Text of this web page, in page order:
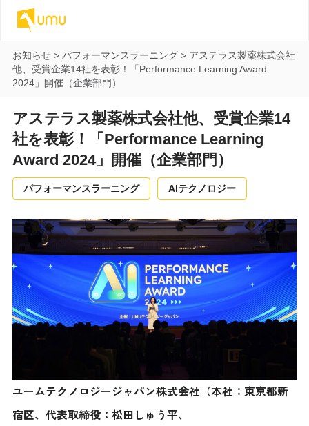
お知らせ> パフォーマンスラーニング> アステラス製薬株式会社
他、受賞企業14社を表彰！「Performance Learning Award
2024」開催（企業部門）
アステラス製薬株式会社他、受賞企業14
社を表彰！「Performance Learning
Award 2024」開催（企業部門）
パフォーマンスラーニング AIテクノロジー
ユームテクノロジージャパン株式会社（本社：東京都新
宿区、代表取締役：松田しゅう平、